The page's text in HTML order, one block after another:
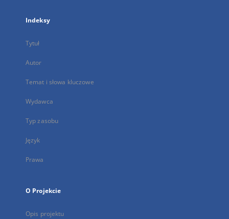
Indeksy
Tytuł
Autor
Temat i słowa kluczowe
Wydawca
Typ zasobu
Język
Prawa
O Projekcie
Opis projektu